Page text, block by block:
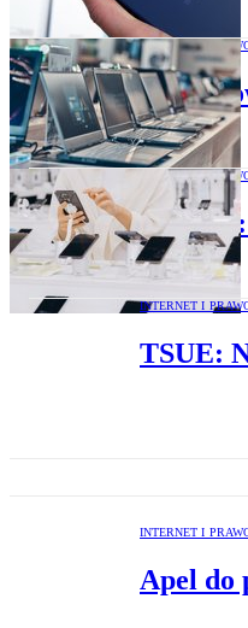
INTERNET I
INTERNET I
INTERNET I
TSUE:
INTERNET I
Apel do